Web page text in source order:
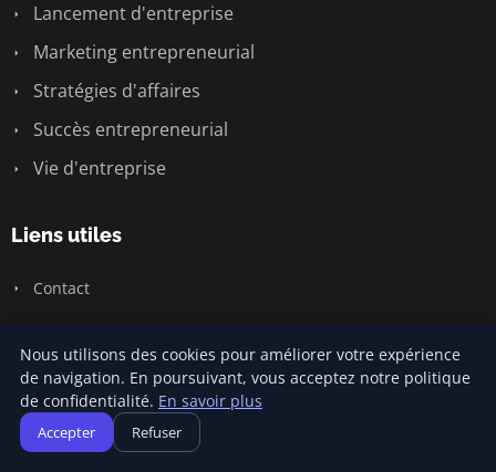
Lancement d'entreprise
Marketing entrepreneurial
Stratégies d'affaires
Succès entrepreneurial
Vie d'entreprise
Liens utiles
Contact
Informations
Plan du site
Nous utilisons des cookies pour améliorer votre expérience
de navigation. En poursuivant, vous acceptez notre politique
de confidentialité. En savoir plus
Accepter Refuser